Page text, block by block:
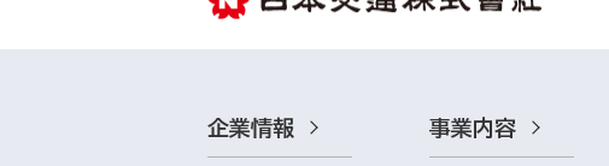
企業情報 事業内容